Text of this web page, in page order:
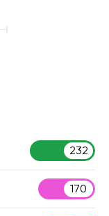
232
170